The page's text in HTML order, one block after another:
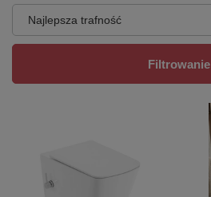
Najlepsza trafność
Filtrowanie